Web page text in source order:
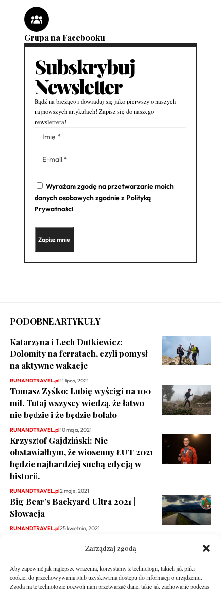
Zarządzaj zgodą
Aby zapewnić jak najlepsze wrażenia, korzystamy z technologii, takich jak pliki
cookie, do przechowywania i/lub uzyskiwania dostępu do informacji o urządzeniu.
Zgoda na te technologie pozwoli nam przetwarzać dane, takie jak zachowanie podczas
Grupa na Facebooku
Subskrybuj
Newsletter
Bądź na bieżąco i dowiaduj się jako pierwszy o naszych
najnowszych artykułach! Zapisz się do naszego
newslettera!
Wyrażam zgodę na przetwarzanie moich
danych osobowych zgodnie z Polityką
Prywatności.
Alternative:
PODOBNE ARTYKUŁY
Katarzyna i Lech Dutkiewicz:
Dolomity na ferratach, czyli pomysł
na aktywne wakacje
RUNANDTRAVEL.pl11 lipca, 2021
Tomasz Zyśko: Lubię wyścigi na 100
mil. Tutaj wszyscy wiedzą, że łatwo
nie będzie i że będzie bolało
RUNANDTRAVEL.pl10 maja, 2021
Krzysztof Gajdziński: Nie
obstawiałbym, że wiosenny ŁUT 2021
będzie najbardziej suchą edycją w
historii.
RUNANDTRAVEL.pl2 maja, 2021
Big Bear’s Backyard Ultra 2021 |
Słowacja
RUNANDTRAVEL.pl25 kwietnia, 2021